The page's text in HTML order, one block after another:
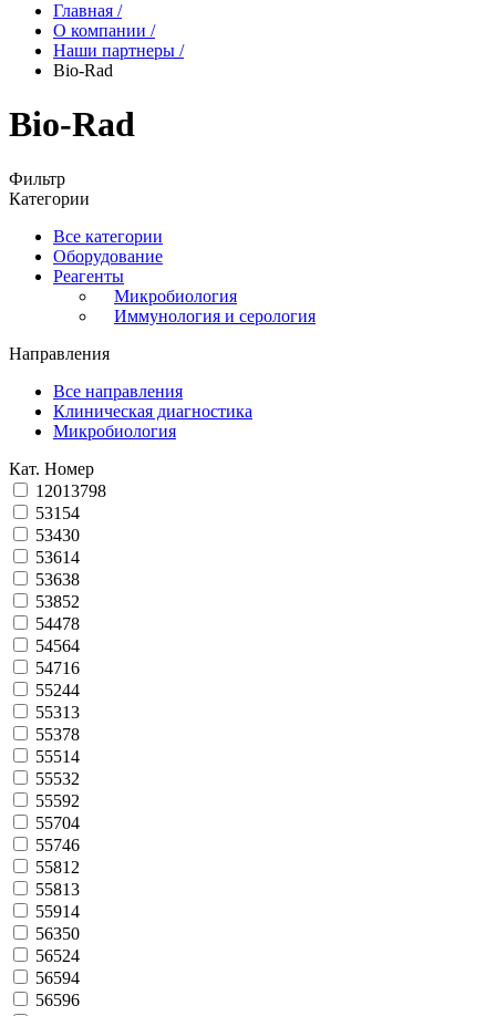
Главная /
О компании /
Наши партнеры /
Bio-Rad
Bio-Rad
Фильтр
Категории
Все категории
Оборудование
Реагенты
Микробиология
Иммунология и серология
Направления
Все направления
Клиническая диагностика
Микробиология
Кат. Номер
12013798
53154
53430
53614
53638
53852
54478
54564
54716
55244
55313
55378
55514
55532
55592
55704
55746
55812
55813
55914
56350
56524
56594
56596